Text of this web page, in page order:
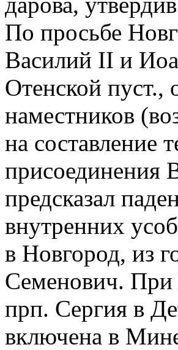
По просьбе
Василий II и
Отенской пуст.,
наместников
на составление
присоединения
предсказал
внутренних
в Новгород, из
Семенович. При
прп. Сергия в
включена в